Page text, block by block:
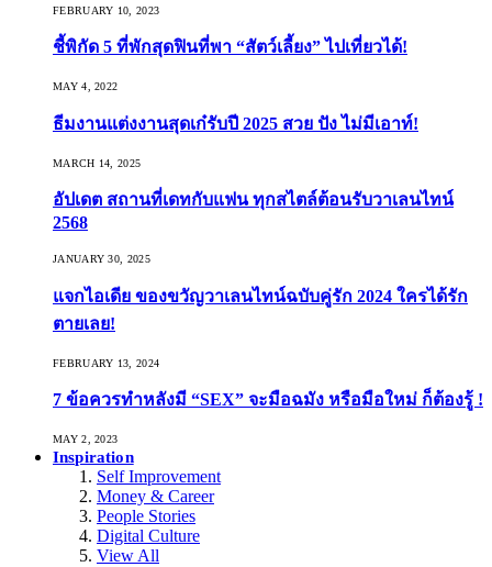
FEBRUARY 10, 2023
ชี้พิกัด 5 ที่พักสุดฟินที่พา “สัตว์เลี้ยง” ไปเที่ยวได้!
MAY 4, 2022
ธีมงานแต่งงานสุดเก๋รับปี 2025 สวย ปัง ไม่มีเอาท์!
MARCH 14, 2025
อัปเดต สถานที่เดทกับแฟน ทุกสไตล์ต้อนรับวาเลนไทน์
2568
JANUARY 30, 2025
แจกไอเดีย ของขวัญวาเลนไทน์ฉบับคู่รัก 2024 ใครได้รัก
ตายเลย!
FEBRUARY 13, 2024
7 ข้อควรทำหลังมี “SEX” จะมือฉมัง หรือมือใหม่ ก็ต้องรู้ !
MAY 2, 2023
Inspiration
Self Improvement
Money & Career
People Stories
Digital Culture
View All